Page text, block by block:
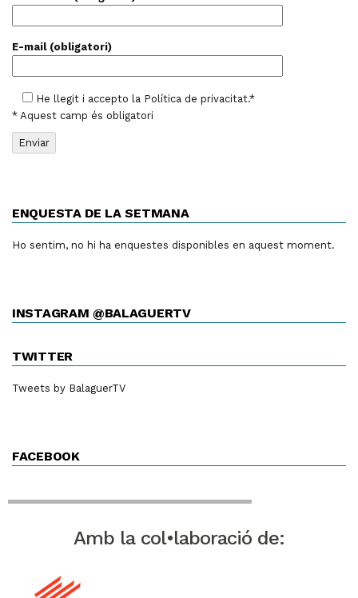
E-mail (obligatori)
He llegit i accepto la Política de privacitat.*
* Aquest camp és obligatori
ENQUESTA DE LA SETMANA
Ho sentim, no hi ha enquestes disponibles en aquest moment.
INSTAGRAM @BALAGUERTV
TWITTER
Tweets by BalaguerTV
FACEBOOK
Amb la col•laboració de: